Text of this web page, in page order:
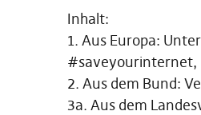
Inhalt:
1. Aus Europa:
#saveyourinternet,
2. Aus dem Bund:
3a. Aus dem